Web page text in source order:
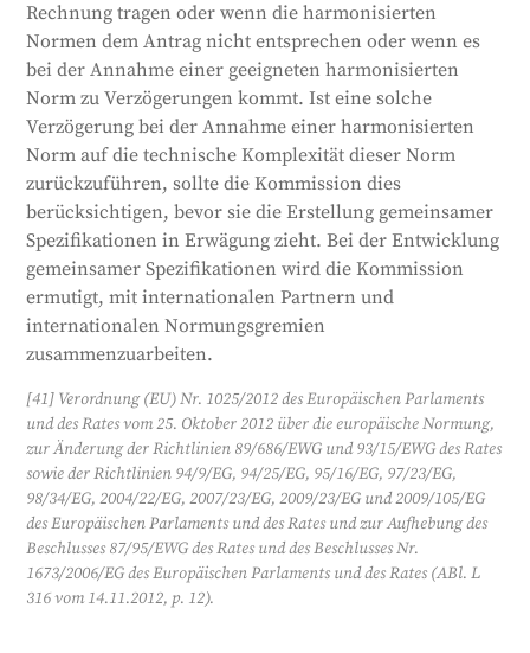
Rechnung tragen oder wenn die harmonisierten
Normen dem Antrag nicht entsprechen oder wenn es
bei der Annahme einer geeigneten harmonisierten
Norm zu Verzögerungen kommt. Ist eine solche
Verzögerung bei der Annahme einer harmonisierten
Norm auf die technische Komplexität dieser Norm
zurückzuführen, sollte die Kommission dies
berücksichtigen, bevor sie die Erstellung gemeinsamer
Spezifikationen in Erwägung zieht. Bei der Entwicklung
gemeinsamer Spezifikationen wird die Kommission
ermutigt, mit internationalen Partnern und
internationalen Normungsgremien
zusammenzuarbeiten.
[41] Verordnung (EU) Nr. 1025/2012 des Europäischen Parlaments
und des Rates vom 25. Oktober 2012 über die europäische Normung,
zur Änderung der Richtlinien 89/686/EWG und 93/15/EWG des Rates
sowie der Richtlinien 94/9/EG, 94/25/EG, 95/16/EG, 97/23/EG,
98/34/EG, 2004/22/EG, 2007/23/EG, 2009/23/EG und 2009/105/EG
des Europäischen Parlaments und des Rates und zur Aufhebung des
Beschlusses 87/95/EWG des Rates und des Beschlusses Nr.
1673/2006/EG des Europäischen Parlaments und des Rates (ABl. L
316 vom 14.11.2012, p. 12).